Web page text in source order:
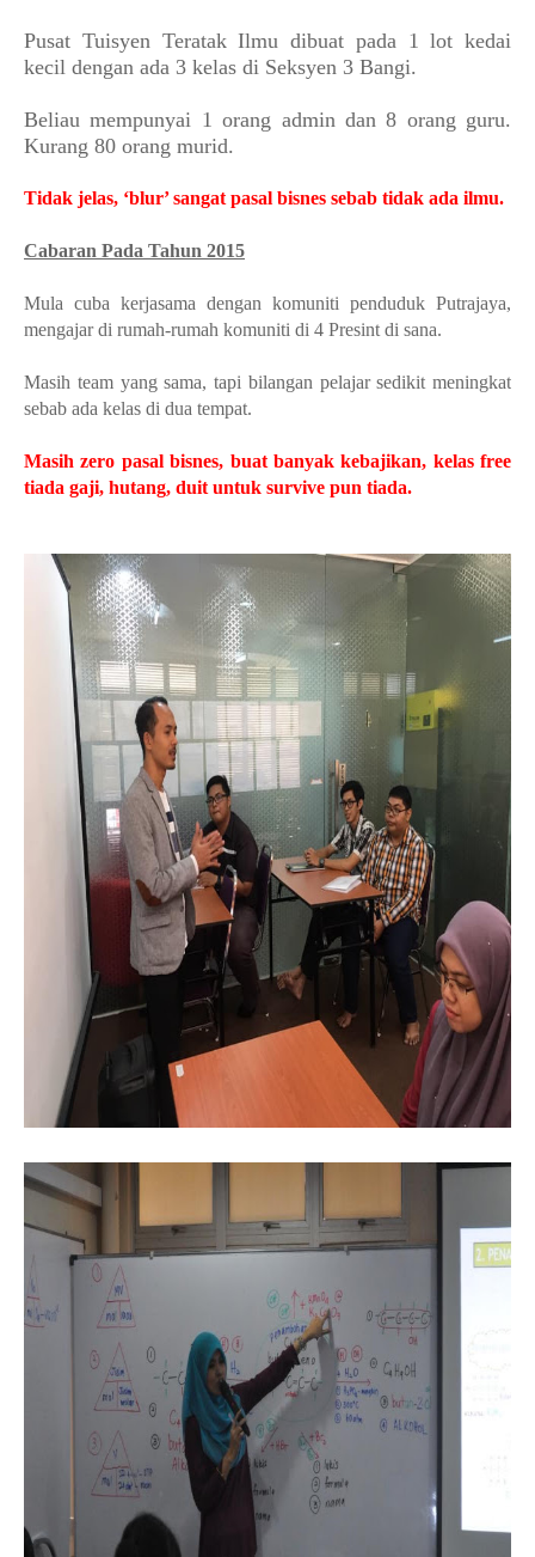
Pusat Tuisyen Teratak Ilmu dibuat pada 1 lot kedai
kecil dengan ada 3 kelas di Seksyen 3 Bangi.
Beliau mempunyai 1 orang admin dan 8 orang guru.
Kurang 80 orang murid.
Tidak jelas, ‘blur’ sangat pasal bisnes sebab tidak ada ilmu.
Cabaran Pada Tahun 2015
Mula cuba kerjasama dengan komuniti penduduk Putrajaya,
mengajar di rumah-rumah komuniti di 4 Presint di sana.
Masih team yang sama, tapi bilangan pelajar sedikit meningkat
sebab ada kelas di dua tempat.
Masih zero pasal bisnes, buat banyak kebajikan, kelas free
tiada gaji, hutang, duit untuk survive pun tiada.